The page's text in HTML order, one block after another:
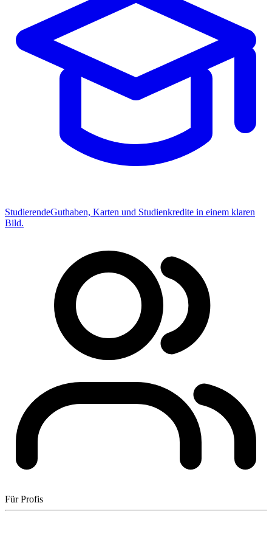
StudierendeGuthaben, Karten und Studienkredite in einem klaren
Bild.
Für Profis